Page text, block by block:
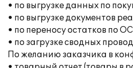
• по выгрузке данных по
• по выгрузке документов
• по переносу остатков по
• по загрузке сводных
По желанию заказчика в